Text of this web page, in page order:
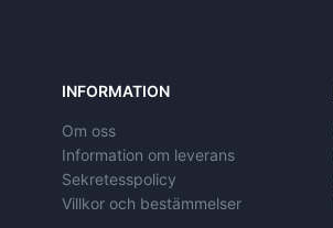
INFORMATION
Om oss
Information om leverans
Sekretesspolicy
Villkor och bestämmelser